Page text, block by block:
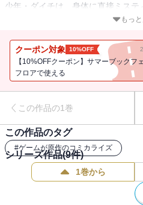
少年・ダイチは、身体に直接ミス
カーに秘められた力を解放し戦う
ティッカー「神立」を手に、ダイ
始める！ 衝撃のステッカーバトル
もっ
クーポン対象 10%OFF
【10%OFFクーポン】サマーブックフ
フロアで使える
この作品の1巻
この作品のタグ
#ゲームが原作のコミカライズ
シリーズ作品(9件)
1巻から